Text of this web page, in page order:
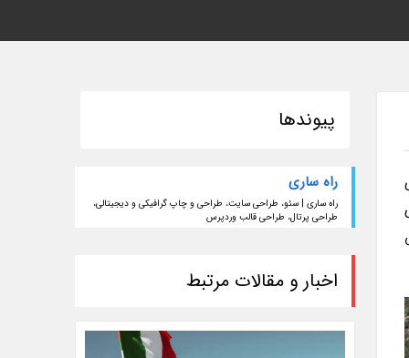
پیوندها
راه ساری
راه ساری | سئو، طراحی سایت، طراحی و چاپ گرافیکی و دیجیتالی،
طراحی پرتال، طراحی قالب وردپرس
اخبار و مقالات مرتبط